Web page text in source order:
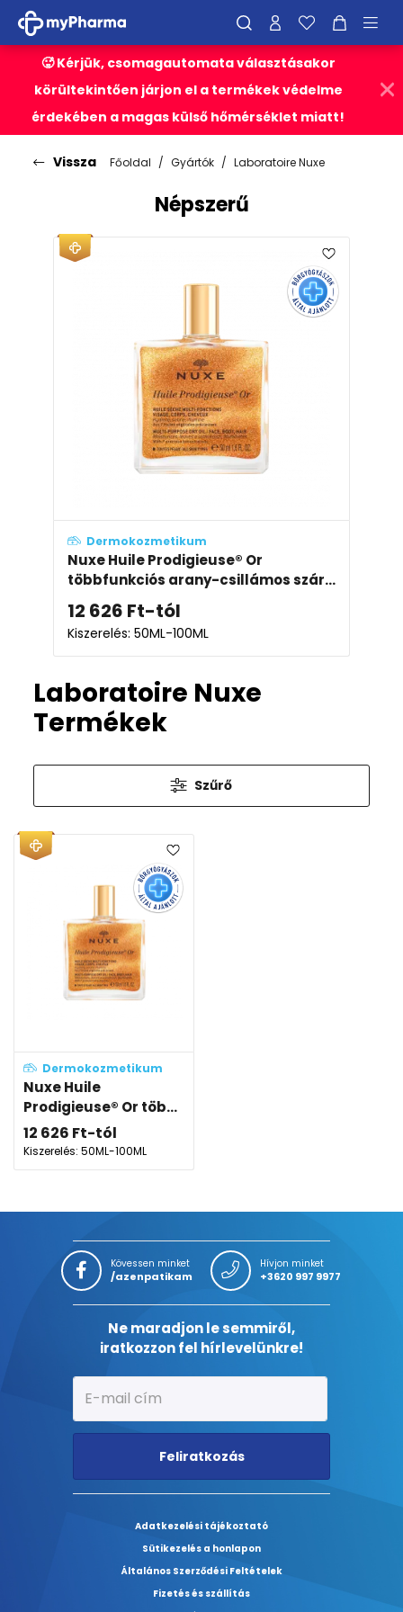
🥵 Kérjük, csomagautomata választásakor
körültekintően járjon el a termékek védelme
érdekében a magas külső hőmérséklet miatt!
Vissza Főoldal Gyártók Laboratoire Nuxe
Népszerű
Dermokozmetikum
Nuxe Huile Prodigieuse® Or
többfunkciós arany-csillámos szár...
12 626 Ft-tól
Kiszerelés: 50ML-100ML
Laboratoire Nuxe
Termékek
Szűrő
Dermokozmetikum
Nuxe Huile
Prodigieuse® Or töb...
12 626 Ft-tól
Kiszerelés: 50ML-100ML
Kövessen minket
/azenpatikam
Hívjon minket
+3620 997 9977
Ne maradjon le semmiről,
iratkozzon fel hírlevelünkre!
Feliratkozás
Adatkezelési tájékoztató
Sütikezelés a honlapon
Általános Szerződési Feltételek
Fizetés és szállítás